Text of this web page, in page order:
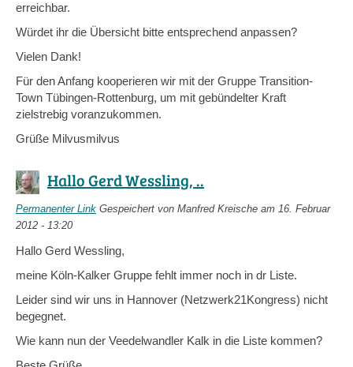
erreichbar.
Würdet ihr die Übersicht bitte entsprechend anpassen?
Vielen Dank!
Für den Anfang kooperieren wir mit der Gruppe Transition-
Town Tübingen-Rottenburg, um mit gebündelter Kraft
zielstrebig voranzukommen.
Grüße Milvusmilvus
Hallo Gerd Wessling, ..
Permanenter Link Gespeichert von Manfred Kreische am 16. Februar
2012 - 13:20
Hallo Gerd Wessling,
meine Köln-Kalker Gruppe fehlt immer noch in dr Liste.
Leider sind wir uns in Hannover (Netzwerk21Kongress) nicht
begegnet.
Wie kann nun der Veedelwandler Kalk in die Liste kommen?